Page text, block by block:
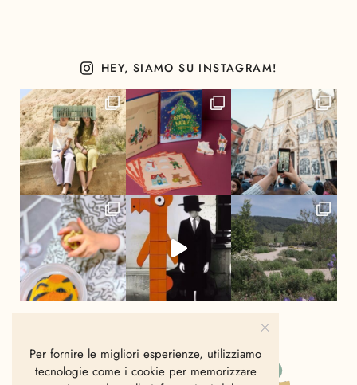
HEY, SIAMO SU INSTAGRAM!
Per fornire le migliori esperienze, utilizziamo
tecnologie come i cookie per memorizzare